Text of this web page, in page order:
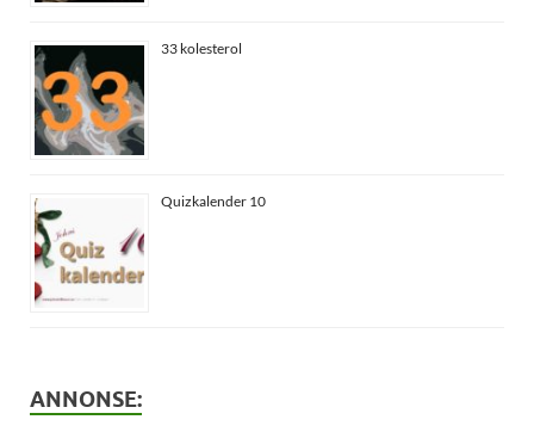
33 kolesterol
Quizkalender 10
ANNONSE: